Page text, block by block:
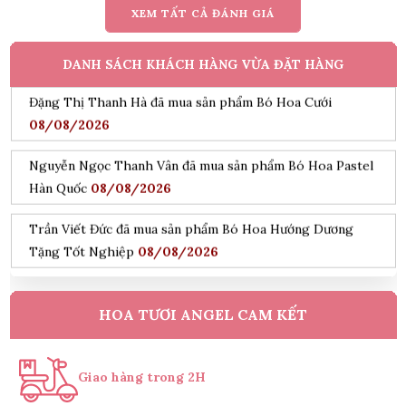
XEM TẤT CẢ ĐÁNH GIÁ
DANH SÁCH KHÁCH HÀNG VỪA ĐẶT HÀNG
Đặng Thị Thanh Hà đã mua sản phẩm Bó Hoa Cưới
08/08/2026
Nguyễn Ngọc Thanh Vân đã mua sản phẩm Bó Hoa Pastel
Hàn Quốc08/08/2026
Trần Viết Đức đã mua sản phẩm Bó Hoa Hướng Dương
Tặng Tốt Nghiệp08/08/2026
Đỗ Hoàng Nam đã mua sản phẩm Kệ Hoa Khai Trương
Tone Hồng08/08/2026
Nguyễn Minh Hiếu đã mua sản phẩm Kệ Hoa Tang Lễ Cao
08/08/2026
Trần Phước Hưng đã mua sản phẩm chậu lan hồ điệp vàng
9 cành 08/08/2026
HOA TƯƠI ANGEL CAM KẾT
Giao hàng trong 2H